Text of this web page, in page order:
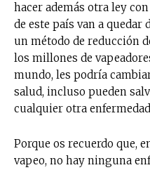
hacer además otra ley
de este país van a quedar
un método de reducción
los millones de
mundo, les podría
salud, incluso pueden
cualquier otra
Porque os recuerdo que,
vapeo, no hay ninguna